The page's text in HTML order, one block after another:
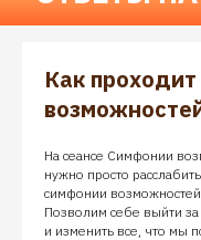
Как
На сеансе Симфонии
нужно просто
симфонии возможностей
Позволим себе выйти
и изменить все, что мы